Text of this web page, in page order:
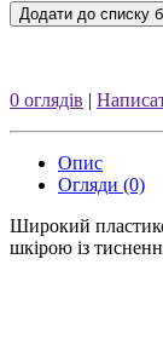
Додати до списку
0 оглядів |
Опис
Огляди (0)
Широкий
шкірою із